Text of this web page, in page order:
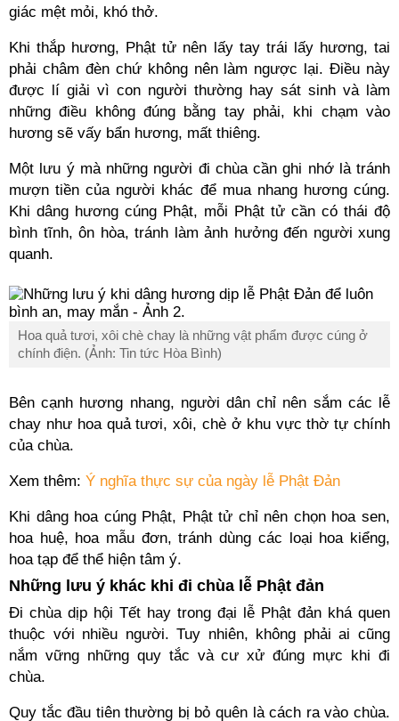
giác mệt mỏi, khó thở.
Khi thắp hương, Phật tử nên lấy tay trái lấy hương, tai
phải châm đèn chứ không nên làm ngược lại. Điều này
được lí giải vì con người thường hay sát sinh và làm
những điều không đúng bằng tay phải, khi chạm vào
hương sẽ vấy bẩn hương, mất thiêng.
Một lưu ý mà những người đi chùa cần ghi nhớ là tránh
mượn tiền của người khác để mua nhang hương cúng.
Khi dâng hương cúng Phật, mỗi Phật tử cần có thái độ
bình tĩnh, ôn hòa, tránh làm ảnh hưởng đến người xung
quanh.
Hoa quả tươi, xôi chè chay là những vật phẩm được cúng ở
chính điện. (Ảnh: Tin tức Hòa Bình)
Bên cạnh hương nhang, người dân chỉ nên sắm các lễ
chay như hoa quả tươi, xôi, chè ở khu vực thờ tự chính
của chùa.
Xem thêm: Ý nghĩa thực sự của ngày lễ Phật Đản
Khi dâng hoa cúng Phật, Phật tử chỉ nên chọn hoa sen,
hoa huệ, hoa mẫu đơn, tránh dùng các loại hoa kiểng,
hoa tạp để thể hiện tâm ý.
Những lưu ý khác khi đi chùa lễ Phật đản
Đi chùa dịp hội Tết hay trong đại lễ Phật đản khá quen
thuộc với nhiều người. Tuy nhiên, không phải ai cũng
nắm vững những quy tắc và cư xử đúng mực khi đi
chùa.
Quy tắc đầu tiên thường bị bỏ quên là cách ra vào chùa.